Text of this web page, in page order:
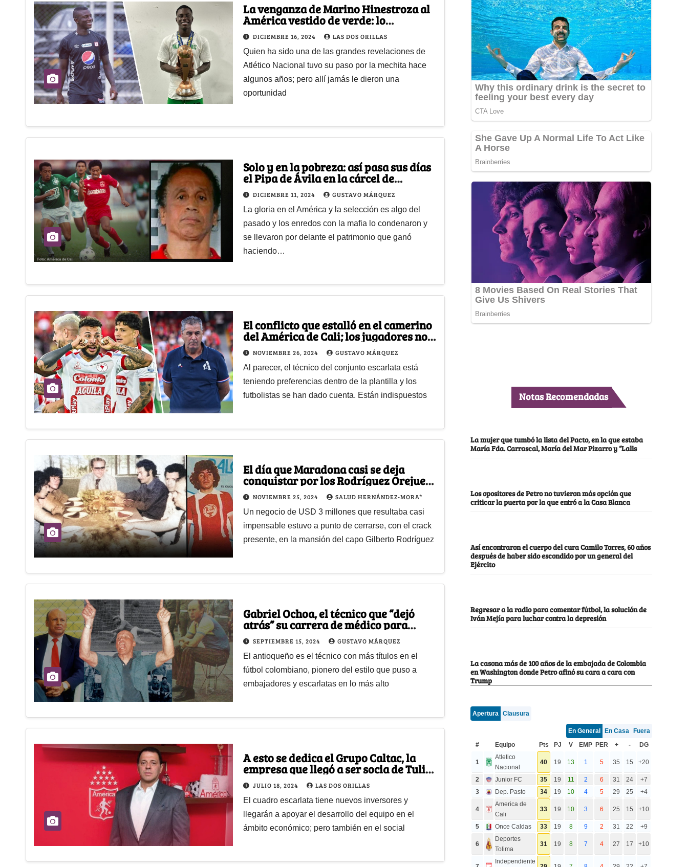
La venganza de Marino Hinestroza al
América vestido de verde: lo
subestimaron y les ganó
la copa en casa
DICIEMBRE 16, 2024 LAS DOS ORILLAS
Quien ha sido una de las grandes revelaciones de
Atlético Nacional tuvo su paso por la mechita hace
algunos años; pero allí jamás le dieron una
oportunidad
Solo y en la pobreza: así pasa sus días
el Pipa de Ávila en la cárcel de
Nápoles, Italia
DICIEMBRE 11, 2024 GUSTAVO MÁRQUEZ
La gloria en el América y la selección es algo del
pasado y los enredos con la mafia lo condenaron y
se llevaron por delante el patrimonio que ganó
haciendo…
El conflicto que estalló en el camerino
del América de Cali; los jugadores no
están felices con Polilla
NOVIEMBRE 26, 2024 GUSTAVO MÁRQUEZ
Al parecer, el técnico del conjunto escarlata está
teniendo preferencias dentro de la plantilla y los
futbolistas se han dado cuenta. Están indispuestos
El día que Maradona casi se deja
conquistar por los Rodríguez Orejuela
y el América de Cali
NOVIEMBRE 25, 2024 SALUD HERNÁNDEZ-MORA*
Un negocio de USD 3 millones que resultaba casi
impensable estuvo a punto de cerrarse, con el crack
presente, en la mansión del capo Gilberto Rodríguez
Gabriel Ochoa, el técnico que “dejó
atrás” su carrera de médico para
hacer grandes a Millos y América
SEPTIEMBRE 15, 2024 GUSTAVO MÁRQUEZ
El antioqueño es el técnico con más títulos en el
fútbol colombiano, pionero del estilo que puso a
embajadores y escarlatas en lo más alto
A esto se dedica el Grupo Caltac, la
empresa que llegó a ser socia de Tulio
Gómez en América de Cali
JULIO 18, 2024 LAS DOS ORILLAS
El cuadro escarlata tiene nuevos inversores y
llegarán a apoyar el desarrollo del equipo en el
ámbito económico; pero también en el social
Notas Recomendadas
La mujer que tumbó la lista del Pacto, en la que estaba
María Fda. Carrascal, María del Mar Pizarro y “Lalis
Los opositores de Petro no tuvieron más opción que
criticar la puerta por la que entró a la Casa Blanca
Así encontraron el cuerpo del cura Camilo Torres, 60 años
después de haber sido escondido por un general del
Ejército
Regresar a la radio para comentar fútbol, la solución de
Iván Mejía para luchar contra la depresión
La casona más de 100 años de la embajada de Colombia
en Washington donde Petro afinó su cara a cara con
Trump
Apertura Clausura
En General En Casa
Fuera
#
Equipo Pts PJ V EMP PER + - DG
1
Atletico
Nacional
40 19 13 1 5 35 15 +20
2 Junior FC 35 19 11 2 6 31 24
+7
3
Dep. Pasto 34 19 10 4 5 29 25 +4
4
America de
Cali
33 19 10 3 6 25 15 +10
5 Once Caldas 33 19 8 9 2 31 22 +9
6
Deportes
Tolima
31 19 8 7 4 27 17 +10
Independiente